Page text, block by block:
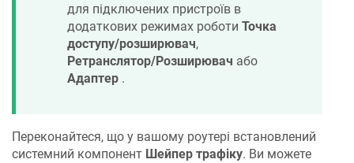
для підключених пристроїв в
додаткових режимах роботи Точка
доступу/розширювач,
Ретранслятор/Розширювач або
Адаптер .
Переконайтеся, що у вашому роутері встановлений
системний компонент Шейпер трафіку. Ви можете